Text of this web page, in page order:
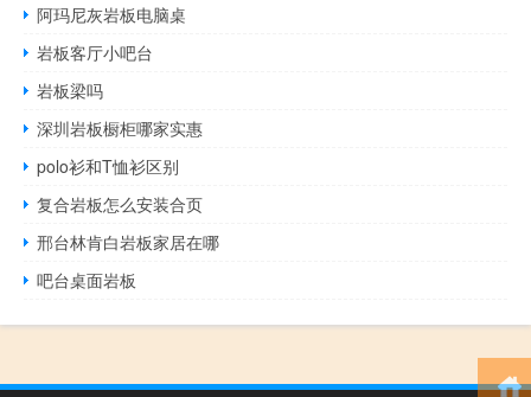
阿玛尼灰岩板电脑桌
岩板客厅小吧台
岩板梁吗
深圳岩板橱柜哪家实惠
polo衫和T恤衫区别
复合岩板怎么安装合页
邢台林肯白岩板家居在哪
吧台桌面岩板